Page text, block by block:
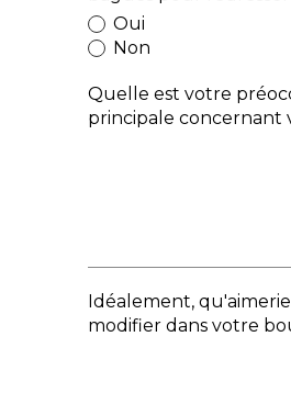
Oui
Non
Quelle est votre
principale concernant
Idéalement,
modifier dans votre